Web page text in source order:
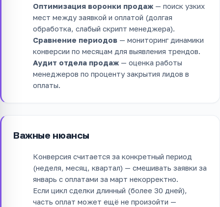
Оптимизация воронки продаж — поиск узких
мест между заявкой и оплатой (долгая
обработка, слабый скрипт менеджера).
Сравнение периодов — мониторинг динамики
конверсии по месяцам для выявления трендов.
Аудит отдела продаж — оценка работы
менеджеров по проценту закрытия лидов в
оплаты.
Важные нюансы
Конверсия считается за конкретный период
(неделя, месяц, квартал) — смешивать заявки за
январь с оплатами за март некорректно.
Если цикл сделки длинный (более 30 дней),
часть оплат может ещё не произойти —